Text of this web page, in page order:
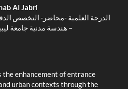
Al Jabri
الدرجة العلمية -محاضر- التخصص
– هندسة مدنية جامعة
enhancement of entrance
urban contexts through the